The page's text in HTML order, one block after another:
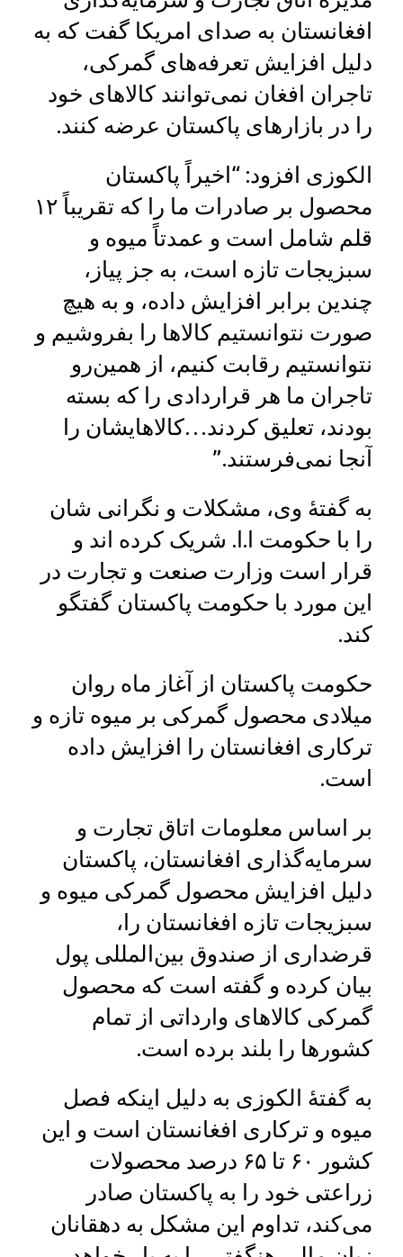
افغانستان به صدای امریکا گفت که به
دلیل افزایش تعرفه‌های گمرکی،
تاجران افغان نمی‌توانند کالاهای خود
را در بازارهای پاکستان عرضه کنند.
الکوزی افزود: “اخیراً پاکستان
محصول بر صادرات ما را که تقریباً ۱۲
قلم شامل است و عمدتاً میوه و
سبزیجات تازه است، به جز پیاز،
چندین برابر افزایش داده، و به هیچ
صورت نتوانستیم کالاها را بفروشیم و
نتوانستیم رقابت کنیم، از همین‌رو
تاجران ما هر قراردادی را که بسته
بودند، تعلیق کردند…کالاهایشان را
آنجا نمی‌فرستند.”
به گفتۀ وی، مشکلات و نگرانی شان
را با حکومت ا.ا. شریک کرده اند و
قرار است وزارت صنعت و تجارت در
این مورد با حکومت پاکستان گفتگو
کند.
حکومت پاکستان از آغاز ماه روان
میلادی محصول گمرکی بر میوه تازه و
ترکاری افغانستان را افزایش داده
است.
بر اساس معلومات اتاق تجارت و
سرمایه‌گذاری افغانستان، پاکستان
دلیل افزایش محصول گمرکی میوه و
سبزیجات تازه افغانستان را،
قرضداری از صندوق بین‌المللی پول
بیان کرده و گفته است که محصول
گمرکی کالاهای وارداتی از تمام
کشورها را بلند برده است.
به گفتۀ الکوزی به دلیل اینکه فصل
میوه و ترکاری افغانستان است و این
کشور ۶۰ تا ۶۵ درصد محصولات
زراعتی خود را به پاکستان صادر
می‌کند، تداوم این مشکل به دهقانان